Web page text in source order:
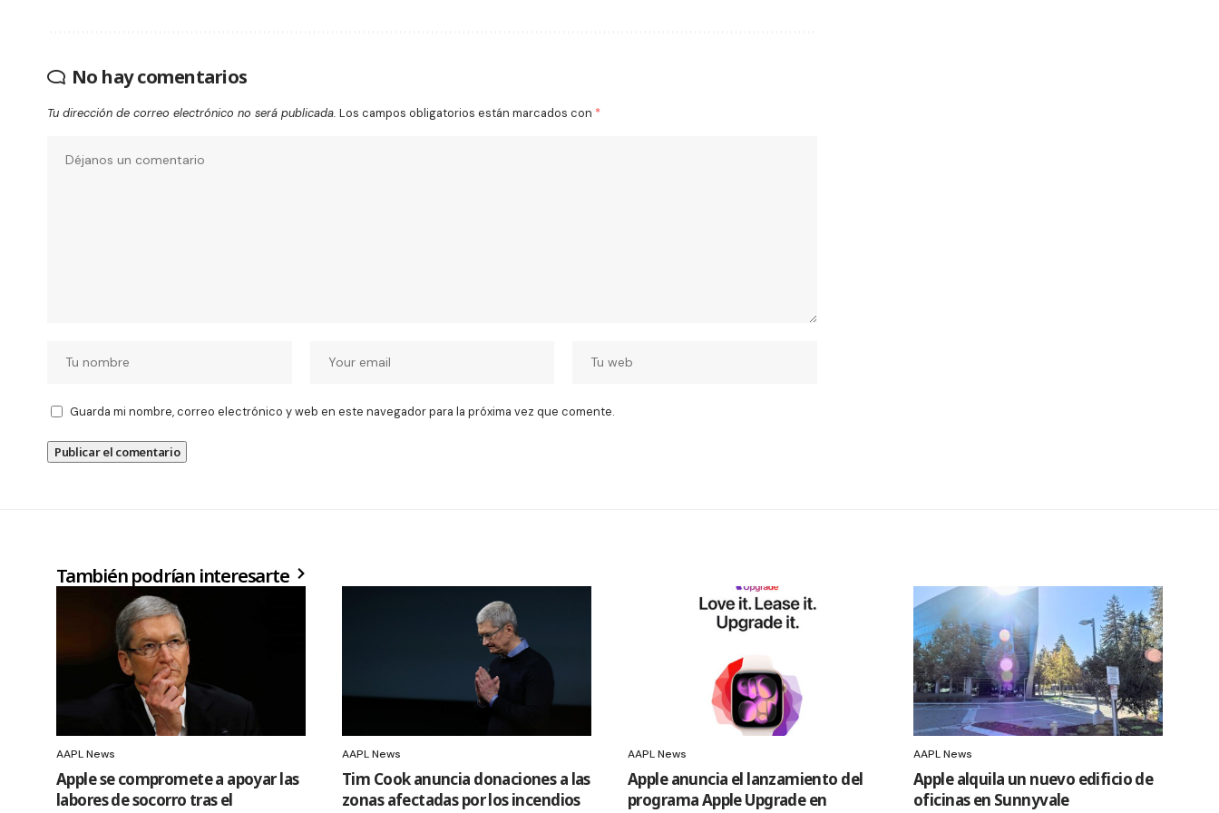
No hay comentarios
Tu dirección de correo electrónico no será publicada. Los campos obligatorios están marcados con *
Guarda mi nombre, correo electrónico y web en este navegador para la próxima vez que comente.
También podrían interesarte
AAPL News
Apple se compromete a apoyar las
labores de socorro tras el
AAPL News
Tim Cook anuncia donaciones a las
zonas afectadas por los incendios
AAPL News
Apple anuncia el lanzamiento del
programa Apple Upgrade en
AAPL News
Apple alquila un nuevo edificio de
oficinas en Sunnyvale